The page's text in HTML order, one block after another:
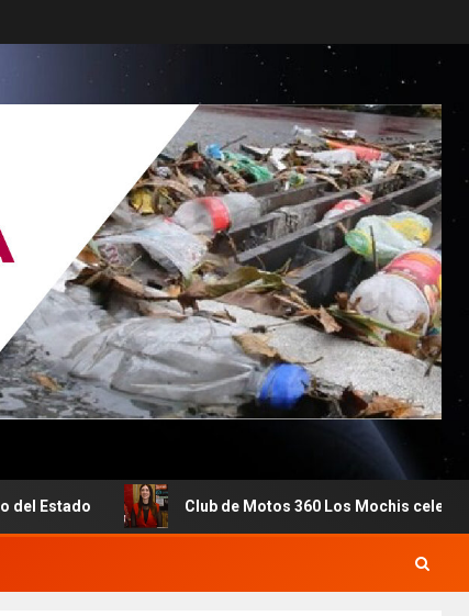
Club de Motos 360 Los Mochis celebra 7mo.